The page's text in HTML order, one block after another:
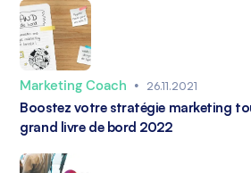
Marketing Coach • 26.11.2021
Boostez votre stratégie marketing
grand livre de bord 2022